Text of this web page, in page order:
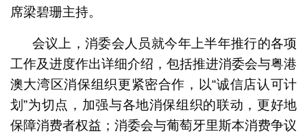
席梁碧珊主持。
会议上，消委会人员就今年上半年推行的各项
工作及进度作出详细介绍，包括推进消委会与粤港
澳大湾区消保组织更紧密合作，以“诚信店认可计
划”为切点，加强与各地消保组织的联动，更好地
保障消费者权益；消委会与葡萄牙里斯本消费争议